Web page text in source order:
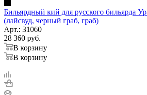
Бильярдный кий для русского бильярда
(лайсвуд, черный граб, граб)
Арт.: 31060
28 360 руб.
В корзину
В корзину